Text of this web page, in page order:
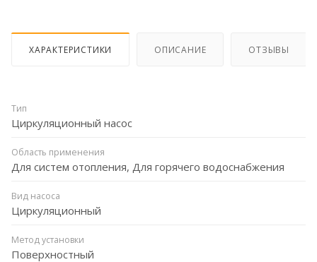
ХАРАКТЕРИСТИКИ ОПИСАНИЕ ОТЗЫВЫ
Тип
Циркуляционный насос
Область применения
Для систем отопления, Для горячего водоснабжения
Вид насоса
Циркуляционный
Метод установки
Поверхностный